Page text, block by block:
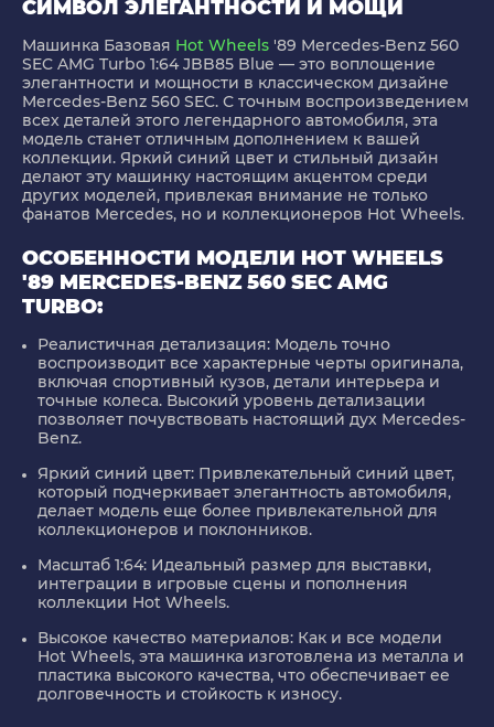
СИМВОЛ ЭЛЕГАНТНОСТИ И МОЩИ
Машинка Базовая Hot Wheels '89 Mercedes-Benz 560
SEC AMG Turbo 1:64 JBB85 Blue — это воплощение
элегантности и мощности в классическом дизайне
Mercedes-Benz 560 SEC. С точным воспроизведением
всех деталей этого легендарного автомобиля, эта
модель станет отличным дополнением к вашей
коллекции. Яркий синий цвет и стильный дизайн
делают эту машинку настоящим акцентом среди
других моделей, привлекая внимание не только
фанатов Mercedes, но и коллекционеров Hot Wheels.
ОСОБЕННОСТИ МОДЕЛИ HOT WHEELS
'89 MERCEDES-BENZ 560 SEC AMG
TURBO:
Реалистичная детализация: Модель точно
воспроизводит все характерные черты оригинала,
включая спортивный кузов, детали интерьера и
точные колеса. Высокий уровень детализации
позволяет почувствовать настоящий дух Mercedes-
Benz.
Яркий синий цвет: Привлекательный синий цвет,
который подчеркивает элегантность автомобиля,
делает модель еще более привлекательной для
коллекционеров и поклонников.
Масштаб 1:64: Идеальный размер для выставки,
интеграции в игровые сцены и пополнения
коллекции Hot Wheels.
Высокое качество материалов: Как и все модели
Hot Wheels, эта машинка изготовлена из металла и
пластика высокого качества, что обеспечивает ее
долговечность и стойкость к износу.